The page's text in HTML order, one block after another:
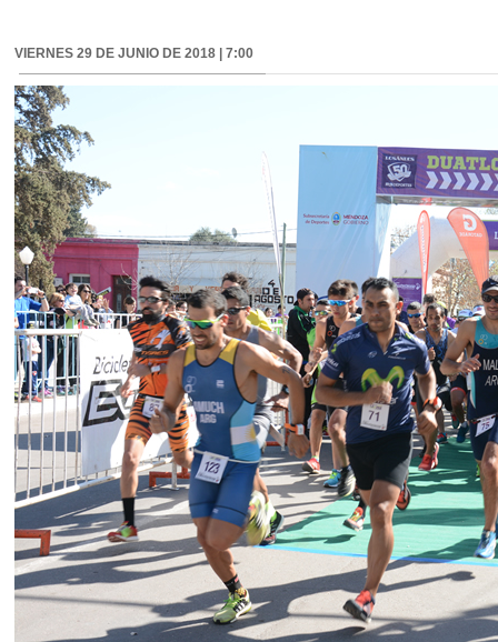
VIERNES 29 DE JUNIO DE 2018 | 7:00